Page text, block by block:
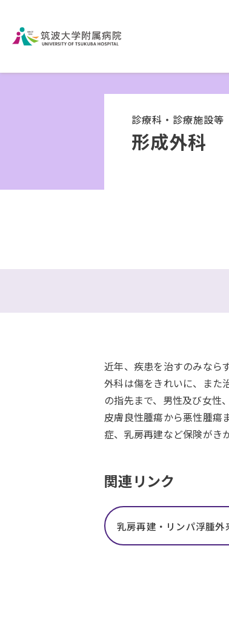
診療科・診療施設等
形成外科
近年、疾患を治すのみなら
外科は傷をきれいに、また
の指先まで、男性及び女性
皮膚良性腫瘍から悪性腫瘍
症、乳房再建など保険がき
関連リンク
乳房再建・リンパ浮腫外